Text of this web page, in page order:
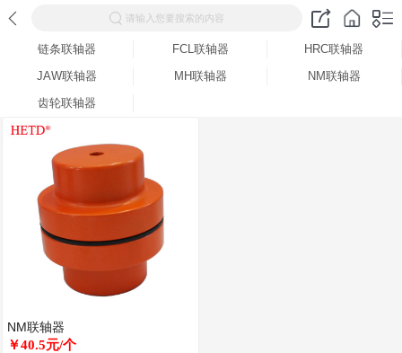
请输入您要搜索的内容
链条联轴器 FCL联轴器
HRC联轴器
JAW联轴器
MH联轴器
NM联轴器
齿轮联轴器
NM联轴器
￥40.5元/个